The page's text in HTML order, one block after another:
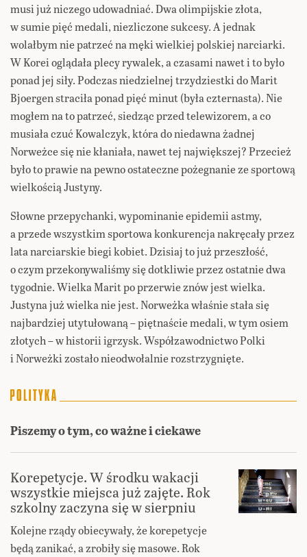
musi już niczego udowadniać. Dwa olimpijskie złota,
w sumie pięć medali, niezliczone sukcesy. A jednak
wolałbym nie patrzeć na męki wielkiej polskiej narciarki.
W Korei oglądała plecy rywalek, a czasami nawet i to było
ponad jej siły. Podczas niedzielnej trzydziestki do Marit
Bjoergen straciła ponad pięć minut (była czternasta). Nie
mogłem na to patrzeć, siedząc przed telewizorem, a co
musiała czuć Kowalczyk, która do niedawna żadnej
Norweżce się nie kłaniała, nawet tej największej? Przecież
było to prawie na pewno ostateczne pożegnanie ze sportową
wielkością Justyny.
Słowne przepychanki, wypominanie epidemii astmy,
a przede wszystkim sportowa konkurencja nakręcały przez
lata narciarskie biegi kobiet. Dzisiaj to już przeszłość,
o czym przekonywaliśmy się dotkliwie przez ostatnie dwa
tygodnie. Wielka Marit po przerwie znów jest wielka.
Justyna już wielka nie jest. Norweżka właśnie stała się
najbardziej utytułowaną – piętnaście medali, w tym osiem
złotych – w historii igrzysk. Współzawodnictwo Polki
i Norweżki zostało nieodwołalnie rozstrzygnięte.
Piszemy o tym, co ważne i ciekawe
Korepetycje. W środku wakacji
wszystkie miejsca już zajęte. Rok
szkolny zaczyna się w sierpniu
Kolejne rządy obiecywały, że korepetycje
będą zanikać, a zrobiły się masowe. Rok